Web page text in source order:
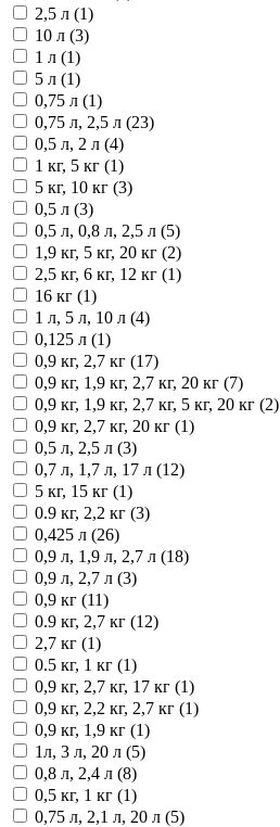
2,5 л (1)
10 л (3)
1 л (1)
5 л (1)
0,75 л (1)
0,75 л, 2,5 л (23)
0,5 л, 2 л (4)
1 кг, 5 кг (1)
5 кг, 10 кг (3)
0,5 л (3)
0,5 л, 0,8 л, 2,5 л (5)
1,9 кг, 5 кг, 20 кг (2)
2,5 кг, 6 кг, 12 кг (1)
16 кг (1)
1 л, 5 л, 10 л (4)
0,125 л (1)
0,9 кг, 2,7 кг (17)
0,9 кг, 1,9 кг, 2,7 кг, 20 кг (7)
0,9 кг, 1,9 кг, 2,7 кг, 5 кг, 20 кг (2)
0,9 кг, 2,7 кг, 20 кг (1)
0,5 л, 2,5 л (3)
0,7 л, 1,7 л, 17 л (12)
5 кг, 15 кг (1)
0.9 кг, 2,2 кг (3)
0,425 л (26)
0,9 л, 1,9 л, 2,7 л (18)
0,9 л, 2,7 л (3)
0,9 кг (11)
0.9 кг, 2,7 кг (12)
2,7 кг (1)
0.5 кг, 1 кг (1)
0,9 кг, 2,7 кг, 17 кг (1)
0,9 кг, 2,2 кг, 2,7 кг (1)
0,9 кг, 1,9 кг (1)
1л, 3 л, 20 л (5)
0,8 л, 2,4 л (8)
0,5 кг, 1 кг (1)
0,75 л, 2,1 л, 20 л (5)